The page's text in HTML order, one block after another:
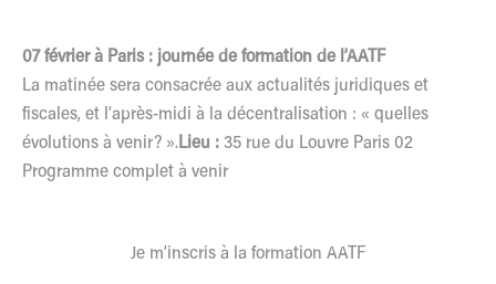
07 février à Paris : journée de formation de l’AATF
La matinée sera consacrée aux actualités juridiques et
fiscales, et l’après-midi à la décentralisation : « quelles
évolutions à venir? ». Lieu : 35 rue du Louvre Paris 02
Programme complet à venir
Je m’inscris à la formation AATF